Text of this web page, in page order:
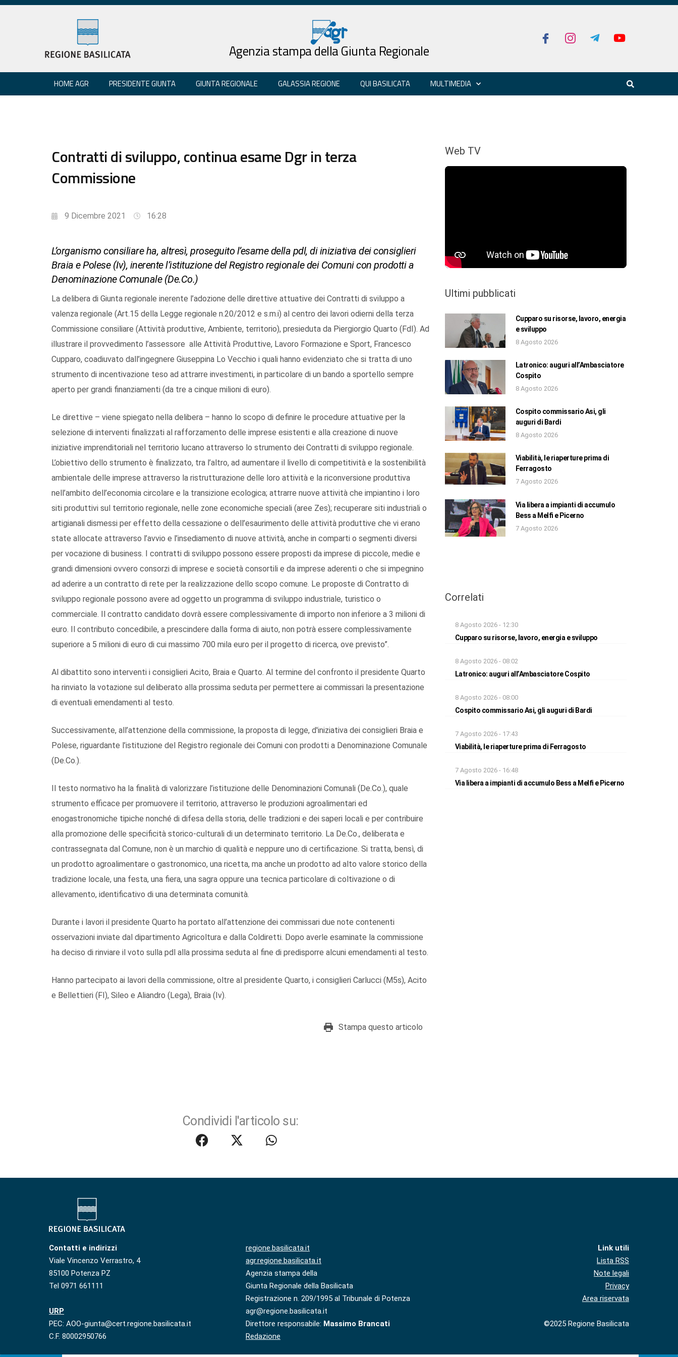
Agenzia stampa della Giunta Regionale
HOME AGR PRESIDENTE GIUNTA GIUNTA REGIONALE GALASSIA REGIONE QUI BASILICATA MULTIMEDIA
Contratti di sviluppo, continua esame Dgr in terza
Commissione
9 Dicembre 2021 16:28
L’organismo consiliare ha, altresì, proseguito l’esame della pdl, di iniziativa dei consiglieri
Braia e Polese (Iv), inerente l’istituzione del Registro regionale dei Comuni con prodotti a
Denominazione Comunale (De.Co.)
La delibera di Giunta regionale inerente l’adozione delle direttive attuative dei Contratti di sviluppo a
valenza regionale (Art.15 della Legge regionale n.20/2012 e s.m.i) al centro dei lavori odierni della terza
Commissione consiliare (Attività produttive, Ambiente, territorio), presieduta da Piergiorgio Quarto (FdI). Ad
illustrare il provvedimento l’assessore alle Attività Produttive, Lavoro Formazione e Sport, Francesco
Cupparo, coadiuvato dall’ingegnere Giuseppina Lo Vecchio i quali hanno evidenziato che si tratta di uno
strumento di incentivazione teso ad attrarre investimenti, in particolare di un bando a sportello sempre
aperto per grandi finanziamenti (da tre a cinque milioni di euro).
Le direttive – viene spiegato nella delibera – hanno lo scopo di definire le procedure attuative per la
selezione di interventi finalizzati al rafforzamento delle imprese esistenti e alla creazione di nuove
iniziative imprenditoriali nel territorio lucano attraverso lo strumento dei Contratti di sviluppo regionale.
L’obiettivo dello strumento è finalizzato, tra l’altro, ad aumentare il livello di competitività e la sostenibilità
ambientale delle imprese attraverso la ristrutturazione delle loro attività e la riconversione produttiva
nell’ambito dell’economia circolare e la transizione ecologica; attrarre nuove attività che impiantino i loro
siti produttivi sul territorio regionale, nelle zone economiche speciali (aree Zes); recuperare siti industriali o
artigianali dismessi per effetto della cessazione o dell’esaurimento delle attività produttive che vi erano
state allocate attraverso l’avvio e l’insediamento di nuove attività, anche in comparti o segmenti diversi
per vocazione di business. I contratti di sviluppo possono essere proposti da imprese di piccole, medie e
grandi dimensioni ovvero consorzi di imprese e società consortili e da imprese aderenti o che si impegnino
ad aderire a un contratto di rete per la realizzazione dello scopo comune. Le proposte di Contratto di
sviluppo regionale possono avere ad oggetto un programma di sviluppo industriale, turistico o
commerciale. Il contratto candidato dovrà essere complessivamente di importo non inferiore a 3 milioni di
euro. Il contributo concedibile, a prescindere dalla forma di aiuto, non potrà essere complessivamente
superiore a 5 milioni di euro di cui massimo 700 mila euro per il progetto di ricerca, ove previsto”.
Al dibattito sono interventi i consiglieri Acito, Braia e Quarto. Al termine del confronto il presidente Quarto
ha rinviato la votazione sul deliberato alla prossima seduta per permettere ai commissari la presentazione
di eventuali emendamenti al testo.
Successivamente, all’attenzione della commissione, la proposta di legge, d'iniziativa dei consiglieri Braia e
Polese, riguardante l’istituzione del Registro regionale dei Comuni con prodotti a Denominazione Comunale
(De.Co.).
Il testo normativo ha la finalità di valorizzare l’istituzione delle Denominazioni Comunali (De.Co.), quale
strumento efficace per promuovere il territorio, attraverso le produzioni agroalimentari ed
enogastronomiche tipiche nonché di difesa della storia, delle tradizioni e dei saperi locali e per contribuire
alla promozione delle specificità storico-culturali di un determinato territorio. La De.Co., deliberata e
contrassegnata dal Comune, non è un marchio di qualità e neppure uno di certificazione. Si tratta, bensì, di
un prodotto agroalimentare o gastronomico, una ricetta, ma anche un prodotto ad alto valore storico della
tradizione locale, una festa, una fiera, una sagra oppure una tecnica particolare di coltivazione o di
allevamento, identificativo di una determinata comunità.
Durante i lavori il presidente Quarto ha portato all’attenzione dei commissari due note contenenti
osservazioni inviate dal dipartimento Agricoltura e dalla Coldiretti. Dopo averle esaminate la commissione
ha deciso di rinviare il voto sulla pdl alla prossima seduta al fine di predisporre alcuni emendamenti al testo.
Hanno partecipato ai lavori della commissione, oltre al presidente Quarto, i consiglieri Carlucci (M5s), Acito
e Bellettieri (FI), Sileo e Aliandro (Lega), Braia (Iv).
Stampa questo articolo
Condividi l'articolo su:
Web TV
Ultimi pubblicati
Cupparo su risorse, lavoro, energia
e sviluppo
8 Agosto 2026
Latronico: auguri all’Ambasciatore
Cospito
8 Agosto 2026
Cospito commissario Asi, gli
auguri di Bardi
8 Agosto 2026
Viabilità, le riaperture prima di
Ferragosto
7 Agosto 2026
Via libera a impianti di accumulo
Bess a Melfi e Picerno
7 Agosto 2026
Correlati
8 Agosto 2026 - 12:30
Cupparo su risorse, lavoro, energia e sviluppo
8 Agosto 2026 - 08:02
Latronico: auguri all’Ambasciatore Cospito
8 Agosto 2026 - 08:00
Cospito commissario Asi, gli auguri di Bardi
7 Agosto 2026 - 17:43
Viabilità, le riaperture prima di Ferragosto
7 Agosto 2026 - 16:48
Via libera a impianti di accumulo Bess a Melfi e Picerno
Contatti e indirizzi
Viale Vincenzo Verrastro, 4
85100 Potenza PZ
Tel 0971 661111
URP
PEC: AOO-giunta@cert.regione.basilicata.it
C.F. 80002950766
regione.basilicata.it
agr.regione.basilicata.it
Agenzia stampa della
Giunta Regionale della Basilicata
Registrazione n. 209/1995 al Tribunale di Potenza
agr@regione.basilicata.it
Direttore responsabile: Massimo Brancati
Redazione
Link utili
Lista RSS
Note legali
Privacy
Area riservata
©2025 Regione Basilicata